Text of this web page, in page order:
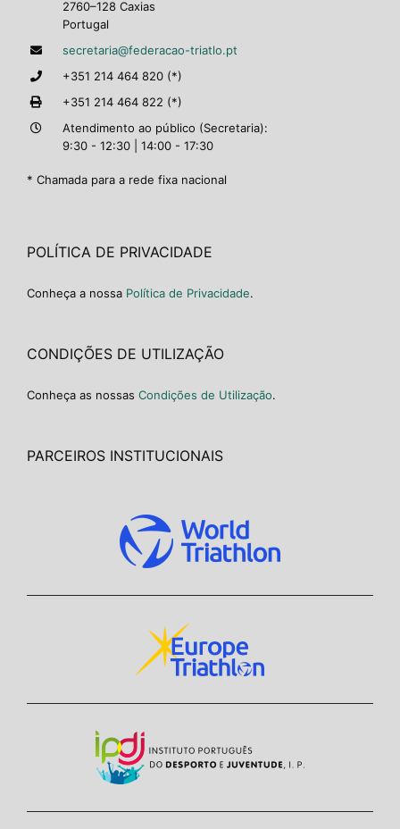
2760–128 Caxias
Portugal
secretaria@federacao-triatlo.pt
+351 214 464 820 (*)
+351 214 464 822 (*)
Atendimento ao público (Secretaria):
9:30 - 12:30 | 14:00 - 17:30
* Chamada para a rede fixa nacional
POLÍTICA DE PRIVACIDADE
Conheça a nossa Política de Privacidade.
CONDIÇÕES DE UTILIZAÇÃO
Conheça as nossas Condições de Utilização.
PARCEIROS INSTITUCIONAIS